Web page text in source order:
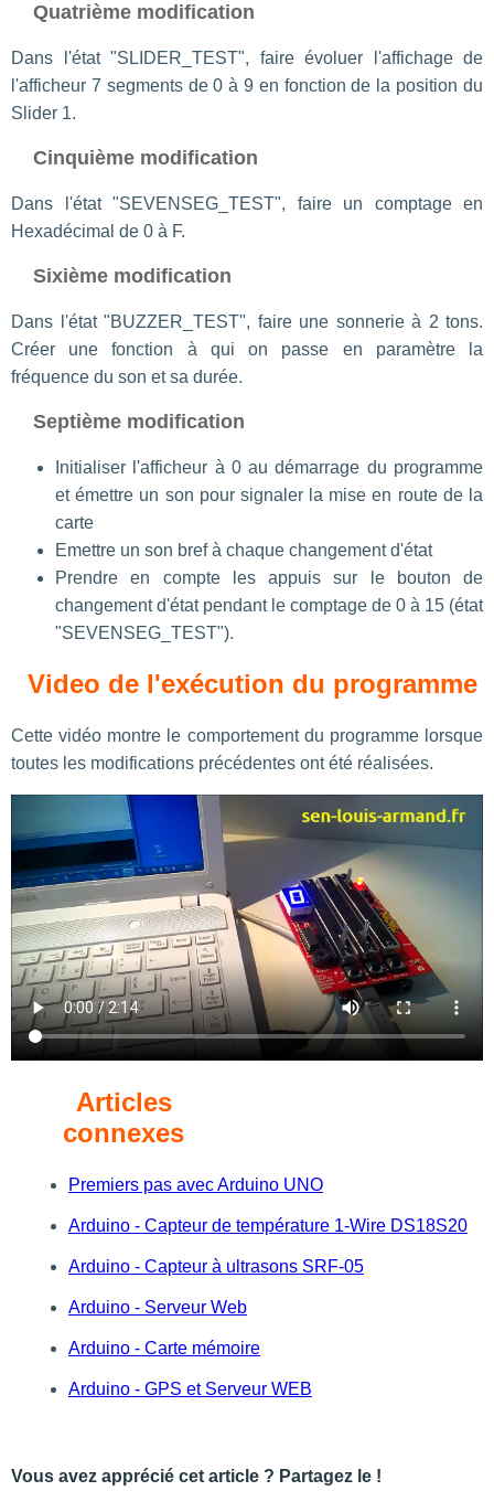
Quatrième modification
Dans l'état "SLIDER_TEST", faire évoluer l'affichage de
l'afficheur 7 segments de 0 à 9 en fonction de la position du
Slider 1.
Cinquième modification
Dans l'état "SEVENSEG_TEST", faire un comptage en
Hexadécimal de 0 à F.
Sixième modification
Dans l'état "BUZZER_TEST", faire une sonnerie à 2 tons.
Créer une fonction à qui on passe en paramètre la
fréquence du son et sa durée.
Septième modification
Initialiser l'afficheur à 0 au démarrage du programme
et émettre un son pour signaler la mise en route de la
carte
Emettre un son bref à chaque changement d'état
Prendre en compte les appuis sur le bouton de
changement d'état pendant le comptage de 0 à 15 (état
"SEVENSEG_TEST").
Video de l'exécution du programme
Cette vidéo montre le comportement du programme lorsque
toutes les modifications précédentes ont été réalisées.
Articles
connexes
Premiers pas avec Arduino UNO
Arduino - Capteur de température 1-Wire DS18S20
Arduino - Capteur à ultrasons SRF-05
Arduino - Serveur Web
Arduino - Carte mémoire
Arduino - GPS et Serveur WEB
Vous avez apprécié cet article ? Partagez le !